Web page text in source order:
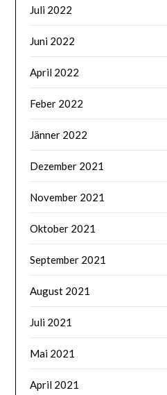
Juli 2022
Juni 2022
April 2022
Feber 2022
Jänner 2022
Dezember 2021
November 2021
Oktober 2021
September 2021
August 2021
Juli 2021
Mai 2021
April 2021